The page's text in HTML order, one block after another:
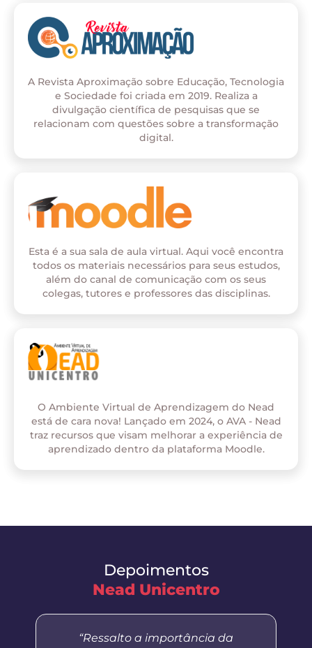
A Revista Aproximação sobre Educação, Tecnologia
e Sociedade foi criada em 2019. Realiza a
divulgação científica de pesquisas que se
relacionam com questões sobre a transformação
digital.
Esta é a sua sala de aula virtual. Aqui você encontra
todos os materiais necessários para seus estudos,
além do canal de comunicação com os seus
colegas, tutores e professores das disciplinas.
O Ambiente Virtual de Aprendizagem do Nead
está de cara nova! Lançado em 2024, o AVA - Nead
traz recursos que visam melhorar a experiência de
aprendizado dentro da plataforma Moodle.
Depoimentos
Nead Unicentro
“Ressalto a importância da